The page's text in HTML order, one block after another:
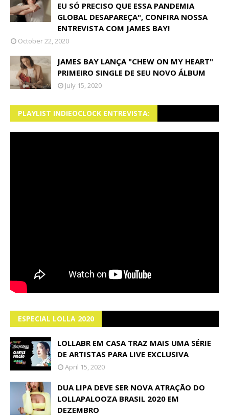
EU SÓ PRECISO QUE ESSA PANDEMIA
GLOBAL DESAPAREÇA", CONFIRA NOSSA
ENTREVISTA COM JAMES BAY!
October 22, 2020
JAMES BAY LANÇA "CHEW ON MY HEART"
PRIMEIRO SINGLE DE SEU NOVO ÁLBUM
July 15, 2020
PLAYLIST INDIEOCLOCK ENTREVISTA:
ESPECIAL LOLLA 2020
LOLLABR EM CASA TRAZ MAIS UMA SÉRIE
DE ARTISTAS PARA LIVE EXCLUSIVA
April 15, 2020
DUA LIPA DEVE SER NOVA ATRAÇÃO DO
LOLLAPALOOZA BRASIL 2020 EM
DEZEMBRO